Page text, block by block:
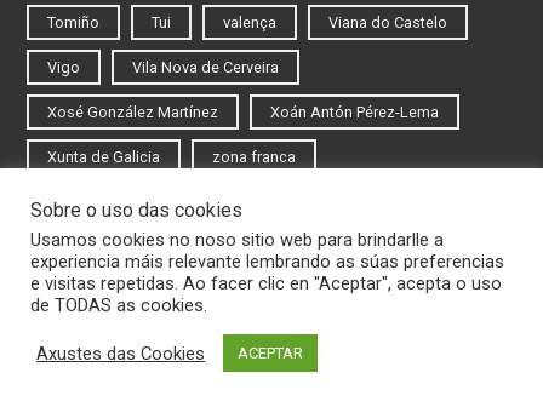
Tomiño Tui valença Viana do Castelo
Vigo Vila Nova de Cerveira
Xosé González Martínez Xoán Antón Pérez-Lema
Xunta de Galicia zona franca
Iniciar sesión
Rexistrarse
© 2020 Novas do Eixo Atlántico
Sobre o uso das cookies
Usamos cookies no noso sitio web para brindarlle a
experiencia máis relevante lembrando as súas preferencias
e visitas repetidas. Ao facer clic en "Aceptar", acepta o uso
de TODAS as cookies.
Axustes das Cookies ACEPTAR